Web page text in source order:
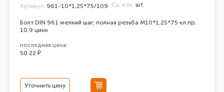
Болт DIN 961 мелкий шаг, полная резьба M10*1,25*75 кл.пр.
10.9 цинк
Артикул: 961-10*1,25*75/109 Ед. изм. шт.
последняя цена:
50.22 ₽
Уточнить цену